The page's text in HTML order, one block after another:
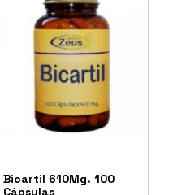
Bicartil 610Mg. 100
Cápsulas